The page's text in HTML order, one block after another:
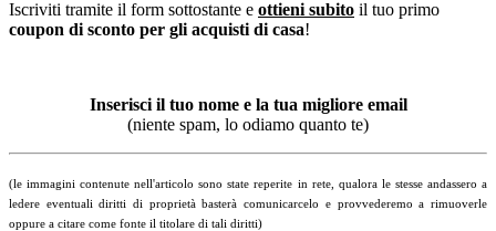
Iscriviti tramite il form sottostante e ottieni subito il tuo primo
coupon di sconto per gli acquisti di casa!
Inserisci il tuo nome e la tua migliore email
(niente spam, lo odiamo quanto te)
(le immagini contenute nell'articolo sono state reperite in rete, qualora le stesse andassero a
ledere eventuali diritti di proprietà basterà comunicarcelo e provvederemo a rimuoverle
oppure a citare come fonte il titolare di tali diritti)